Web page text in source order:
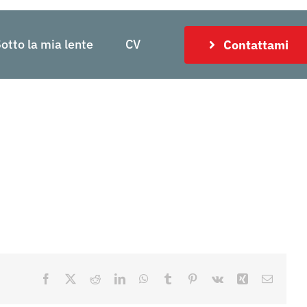
la mia lente CV Contattami
Facebook RedditLinkedInWhatsApp
Tumblr Pinterest
Vk Xing Email